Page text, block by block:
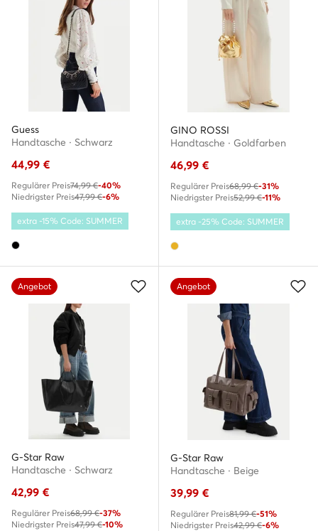
Guess
Handtasche · Schwarz
44,99 €
Regulärer Preis74,99 €-40%
Niedrigster Preis47,99 €-6%
extra -15% Code: SUMMER
GINO ROSSI
Handtasche · Goldfarben
46,99 €
Regulärer Preis68,99 €-31%
Niedrigster Preis52,99 €-11%
extra -25% Code: SUMMER
Angebot
G-Star Raw
Handtasche · Schwarz
42,99 €
Regulärer Preis68,99 €-37%
Niedrigster Preis47,99 €-10%
Angebot
G-Star Raw
Handtasche · Beige
39,99 €
Regulärer Preis81,99 €-51%
Niedrigster Preis42,99 €-6%